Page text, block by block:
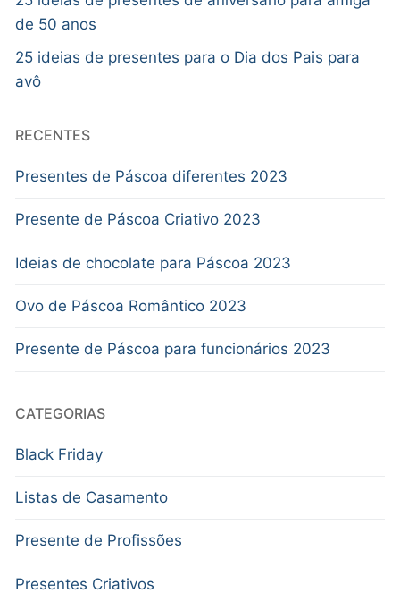
de 50 anos
25 ideias de presentes para o Dia dos Pais para
avô
RECENTES
Presentes de Páscoa diferentes 2023
Presente de Páscoa Criativo 2023
Ideias de chocolate para Páscoa 2023
Ovo de Páscoa Romântico 2023
Presente de Páscoa para funcionários 2023
CATEGORIAS
Black Friday
Listas de Casamento
Presente de Profissões
Presentes Criativos